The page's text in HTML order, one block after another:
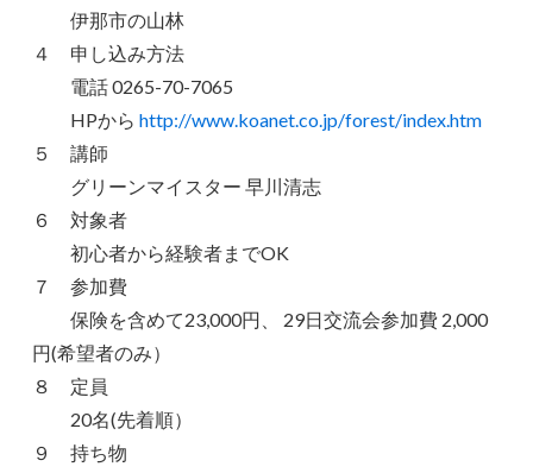
伊那市の山林
４ 申し込み方法
電話 0265-70-7065
HPからhttp://www.koanet.co.jp/forest/index.htm
５ 講師
グリーンマイスター 早川清志
６ 対象者
初心者から経験者までOK
７ 参加費
保険を含めて23,000円、 29日交流会参加費 2,000
円(希望者のみ）
８ 定員
20名(先着順）
９ 持ち物